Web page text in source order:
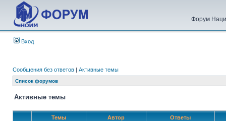
Форум
Вход
Сообщения без ответов | Активные темы
Список форумов
Активные темы
Темы Автор Ответы